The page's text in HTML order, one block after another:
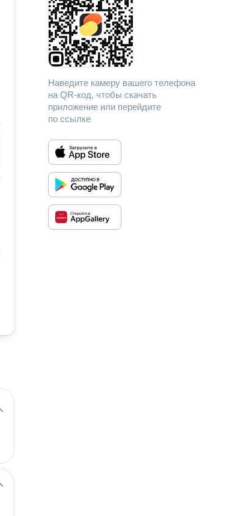
Наведите камеру вашего телефона
на QR-код, чтобы скачать
приложение или перейдите
по ссылке